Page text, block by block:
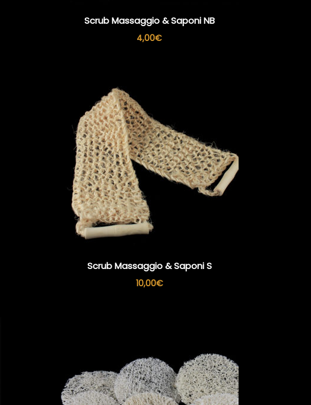
Scrub Massaggio & Saponi NB
4,00€
Scrub Massaggio & Saponi S
10,00€